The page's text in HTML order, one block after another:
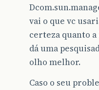
vai o que vc
certeza quanto
dá uma
olho melhor.
Caso o seu